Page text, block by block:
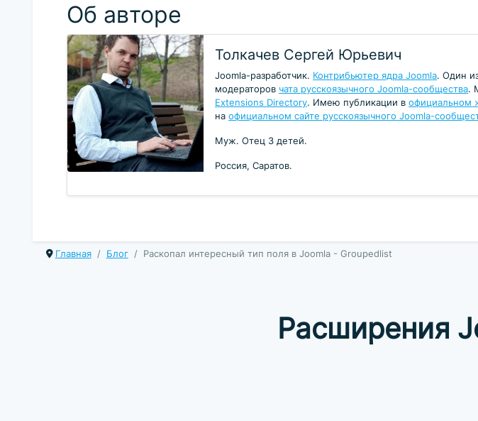
Об авторе
Толкачев Сергей Юрьевич
Joomla-разработчик. Контрибьютер ядра Joomla. Один
модераторов чата русскоязычного Joomla-сообщества.
Extensions Directory. Имею публикации вофициальном
наофициальном сайте русскоязычного Joomla-
Муж. Отец 3 детей.
Россия, Саратов.
Главная Блог Раскопал интересный тип поля в Joomla - Groupedlist
Расширения